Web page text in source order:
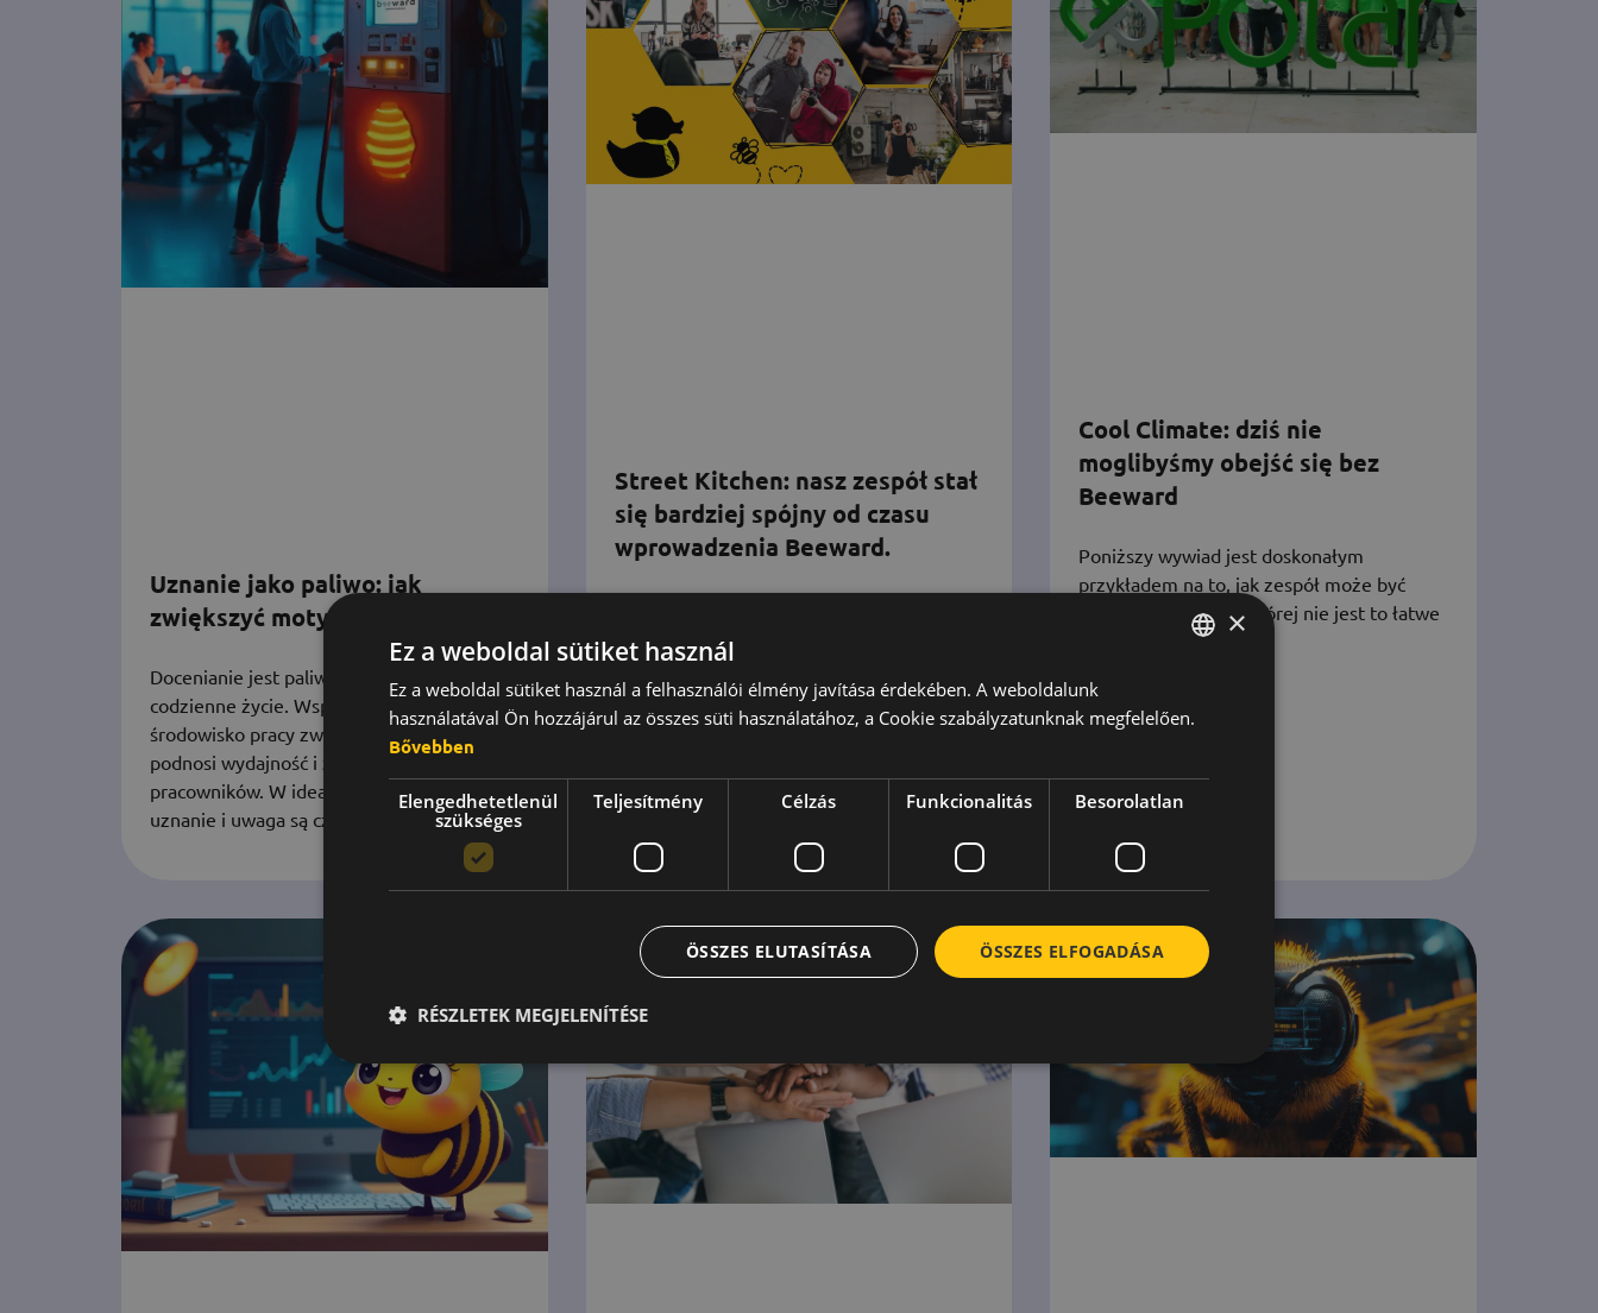
Uznanie jako paliwo: jak
zwiększyć motywację w pracy
Docenianie jest paliwem, które napędza
codzienne życie. Wspierające i motywujące
środowisko pracy zwiększa zaangażowanie,
podnosi wydajność i zmniejsza rotację
pracowników. W idealnym środowisku pracy
uznanie i uwaga są czymś naturalnym
Street Kitchen: nasz zespół stał
się bardziej spójny od czasu
wprowadzenia Beeward.
Street Kitchen. Street Kitchen, której
nazwa pochodzi od nazwiska Zé Fördősa,
stała się jedną z najbardziej wpływowych
Cool Climate: dziś nie
moglibyśmy obejść się bez
Beeward
Poniższy wywiad jest doskonałym
przykładem na to, jak zespół może być
spójny w sytuacji, w której nie jest to łatwe
do osiągnięcia.
ENGLISH
×
Ez a weboldal sütiket használ
Ez a weboldal sütiket használ a felhasználói élmény javítása érdekében. A weboldalunk
használatával Ön hozzájárul az összes süti használatához, a Cookie szabályzatunknak megfelelően.
Bővebben
Elengedhetetlenül
szükséges
Teljesítmény Célzás Funkcionalitás Besorolatlan
ÖSSZES ELFOGADÁSA
ÖSSZES ELUTASÍTÁSA
RÉSZLETEK MEGJELENÍTÉSE